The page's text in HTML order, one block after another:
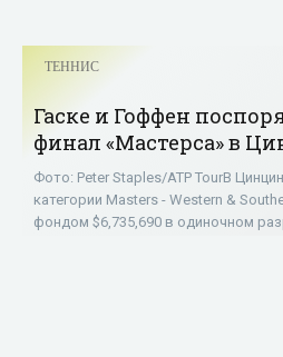
ТЕННИС
Гаске и Гоффен
финал «Мастерса» в
«ТЕННИС»
Фото: Peter Staples/ATP TourВ
категории Masters - Western &
фондом $6,735,690 в одиночном